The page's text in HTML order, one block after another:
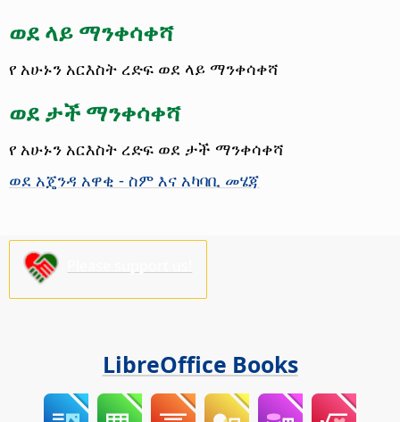
ወደ ላይ ማንቀሳቀሻ
የ አሁኑን አርእስት ረድፍ ወደ ላይ ማንቀሳቀሻ
ወደ ታች ማንቀሳቀሻ
የ አሁኑን አርእስት ረድፍ ወደ ታች ማንቀሳቀሻ
ወደ አጄንዳ አዋቂ - ስም እና አካባቢ መሄጃ
LibreOffice Books